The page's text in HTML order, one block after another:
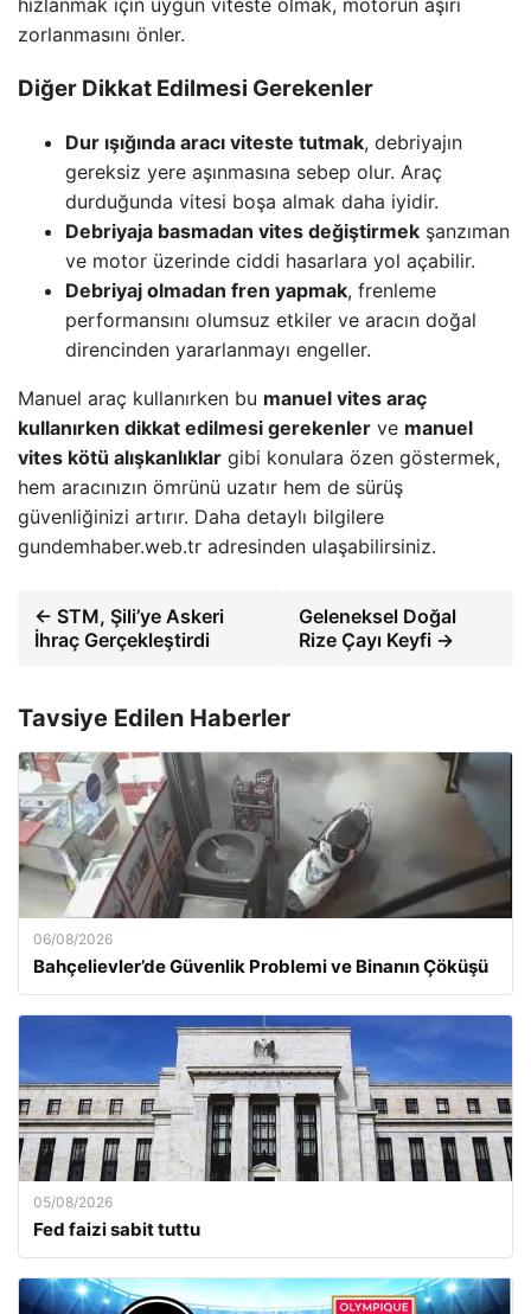
zorlanmasını önler.
Diğer Dikkat Edilmesi Gerekenler
Dur ışığında aracı viteste tutmak, debriyajın
gereksiz yere aşınmasına sebep olur. Araç
durduğunda vitesi boşa almak daha iyidir.
Debriyaja basmadan vites değiştirmek şanzıman
ve motor üzerinde ciddi hasarlara yol açabilir.
Debriyaj olmadan fren yapmak, frenleme
performansını olumsuz etkiler ve aracın doğal
direncinden yararlanmayı engeller.
Manuel araç kullanırken bu manuel vites araç
kullanırken dikkat edilmesi gerekenler ve manuel
vites kötü alışkanlıklar gibi konulara özen göstermek,
hem aracınızın ömrünü uzatır hem de sürüş
güvenliğinizi artırır. Daha detaylı bilgilere
gundemhaber.web.tr adresinden ulaşabilirsiniz.
← STM, Şili’ye Askeri
İhraç Gerçekleştirdi
Geleneksel Doğal
Rize Çayı Keyfi →
Tavsiye Edilen Haberler
06/08/2026
Bahçelievler’de Güvenlik Problemi ve Binanın Çöküşü
05/08/2026
Fed faizi sabit tuttu